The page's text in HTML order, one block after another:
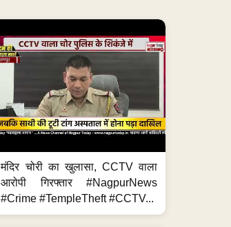
मंदिर चोरी का खुलासा, CCTV वाला
आरोपी गिरफ्तार #NagpurNews
#Crime #TempleTheft #CCTV...